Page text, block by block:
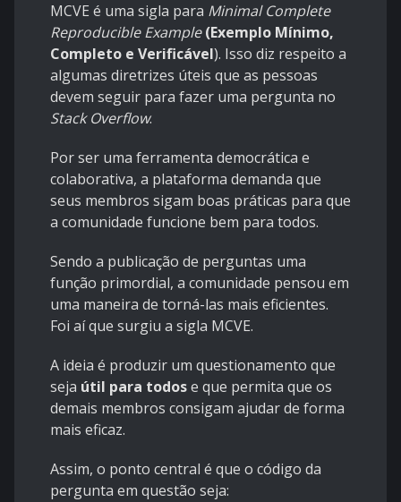
MCVE é uma sigla para Minimal Complete
Reproducible Example(Exemplo Mínimo,
Completo e Verificável). Isso diz respeito a
algumas diretrizes úteis que as pessoas
devem seguir para fazer uma pergunta no
Stack Overflow.
Por ser uma ferramenta democrática e
colaborativa, a plataforma demanda que
seus membros sigam boas práticas para que
a comunidade funcione bem para todos.
Sendo a publicação de perguntas uma
função primordial, a comunidade pensou em
uma maneira de torná-las mais eficientes.
Foi aí que surgiu a sigla MCVE.
A ideia é produzir um questionamento que
seja útil para todose que permita que os
demais membros consigam ajudar de forma
mais eficaz.
Assim, o ponto central é que o código da
pergunta em questão seja: